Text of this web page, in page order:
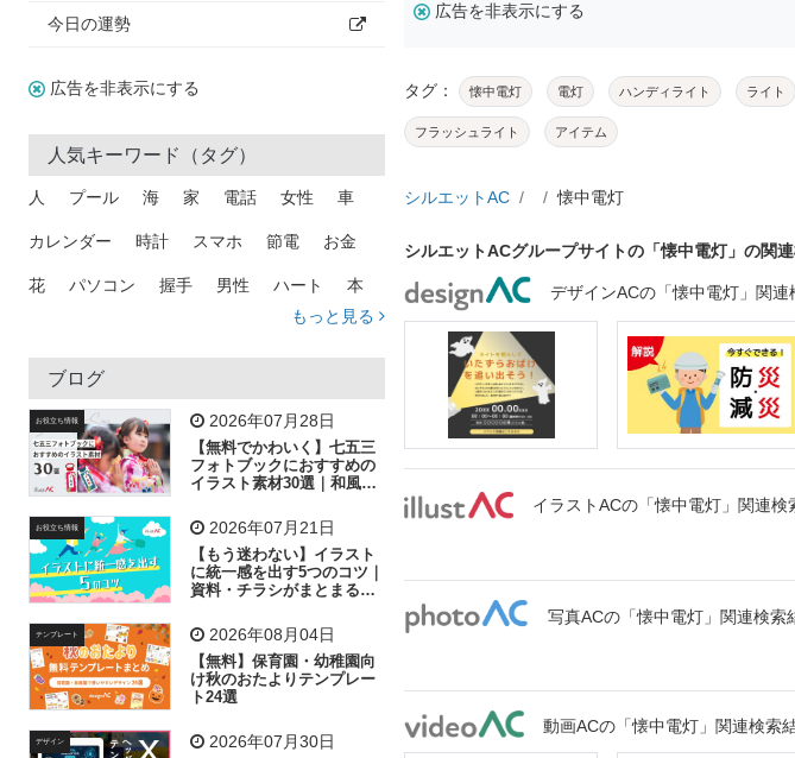
今日の運勢
広告を非表示にする
人気キーワード（タグ）
人 プール 海 家 電話 女性 車
カレンダー 時計 スマホ 節電 お金
花 パソコン 握手 男性 ハート 本
トラック 木
吹き出し
飛行機 グラフ ビル 魚 家族 書類
歩く 工場 会社 太陽 キラキラ
子供 作業員 相談 ピクトグラム
もっと見る
ブログ
お役立ち情報 2026年07月28日
【無料でかわいく】七五三
フォトブックにおすすめの
イラスト素材30選｜和風の
お役立ち情報 2026年07月21日
【もう迷わない】イラスト
に統一感を出す5つのコツ｜
資料・チラシがまとまるフ
テンプレート 2026年08月04日
【無料】保育園・幼稚園向
け秋のおたよりテンプレー
ト24選
デザイン 2026年07月30日
広告を非表示にする
タグ： 懐中電灯 電灯 ハンディライト ライト
フラッシュライト アイテム
シルエットAC 懐中電灯
シルエットACグループサイトの「懐中電灯」の関
デザインACの「懐中電灯」関連
イラストACの「懐中電灯」関連検
写真ACの「懐中電灯」関連検索
動画ACの「懐中電灯」関連検索